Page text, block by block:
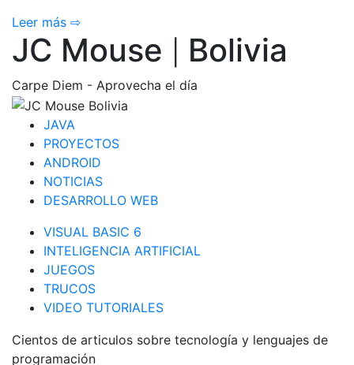
Leer más ⇨
JC Mouse Bolivia
Carpe Diem - Aprovecha el día
JAVA
PROYECTOS
ANDROID
NOTICIAS
DESARROLLO WEB
VISUAL BASIC 6
INTELIGENCIA ARTIFICIAL
JUEGOS
TRUCOS
VIDEO TUTORIALES
Cientos de articulos sobre tecnología y lenguajes de
programación